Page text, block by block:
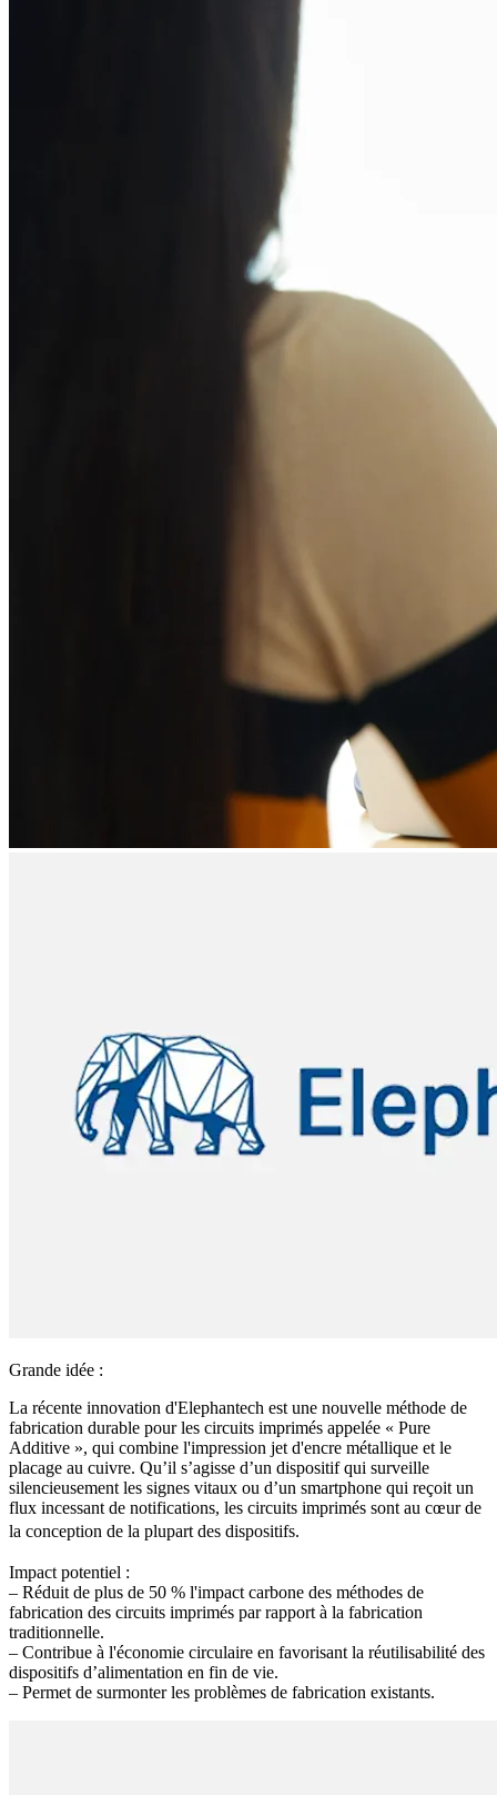
Grande idée :
La récente innovation d'Elephantech est une nouvelle méthode de
fabrication durable pour les circuits imprimés appelée « Pure
Additive », qui combine l'impression jet d'encre métallique et le
placage au cuivre. Qu’il s’agisse d’un dispositif qui surveille
silencieusement les signes vitaux ou d’un smartphone qui reçoit un
flux incessant de notifications, les circuits imprimés sont au cœur de
la conception de la plupart des dispositifs.
Impact potentiel :
– Réduit de plus de 50 % l'impact carbone des méthodes de
fabrication des circuits imprimés par rapport à la fabrication
traditionnelle.
– Contribue à l'économie circulaire en favorisant la réutilisabilité des
dispositifs d’alimentation en fin de vie.
– Permet de surmonter les problèmes de fabrication existants.